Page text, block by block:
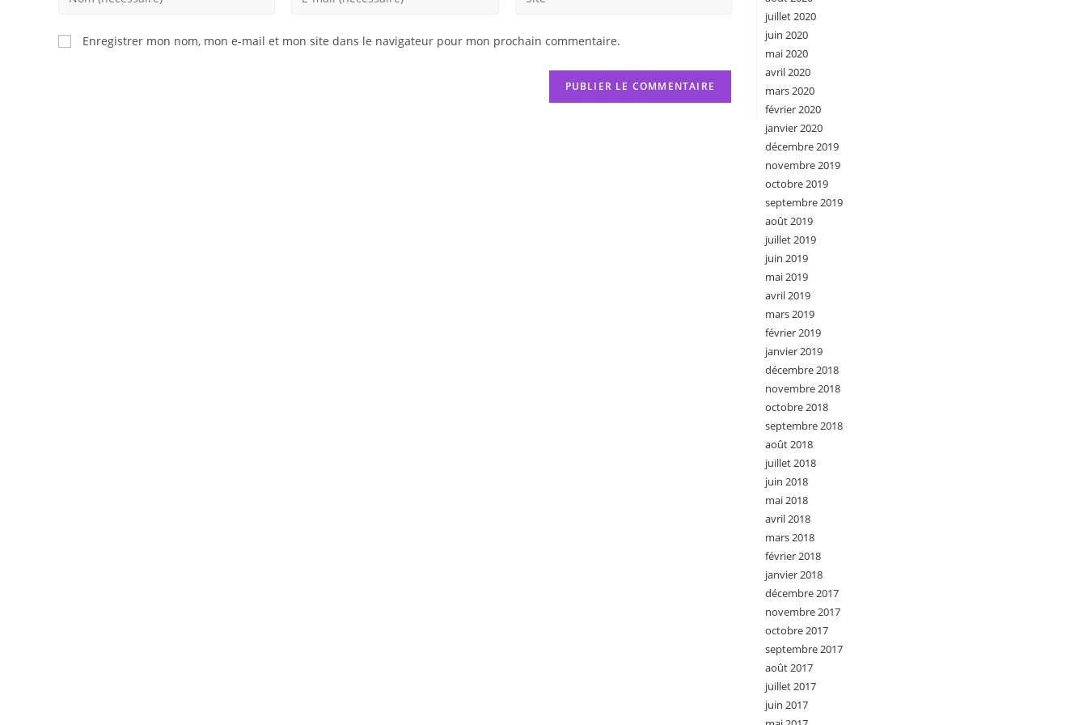
name
or
(facultatif)
Enregistrer mon nom, mon e-mail et mon site dans le navigateur pour mon prochain commentaire.
juillet 2020
juin 2020
mai 2020
avril 2020
mars 2020
février 2020
janvier 2020
décembre 2019
novembre 2019
octobre 2019
septembre 2019
août 2019
juillet 2019
juin 2019
mai 2019
avril 2019
mars 2019
février 2019
janvier 2019
décembre 2018
novembre 2018
octobre 2018
septembre 2018
août 2018
juillet 2018
juin 2018
mai 2018
avril 2018
mars 2018
février 2018
janvier 2018
décembre 2017
novembre 2017
octobre 2017
septembre 2017
août 2017
juillet 2017
juin 2017